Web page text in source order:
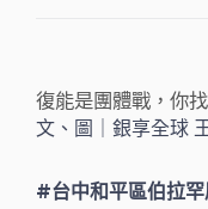
復能是團體戰，你
文、圖｜銀享全球
#台中和平區伯拉